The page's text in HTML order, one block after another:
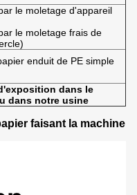
le moletage d'appareil
le moletage frais de
enduit de PE simple
dans le
dans notre usine
faisant la machine